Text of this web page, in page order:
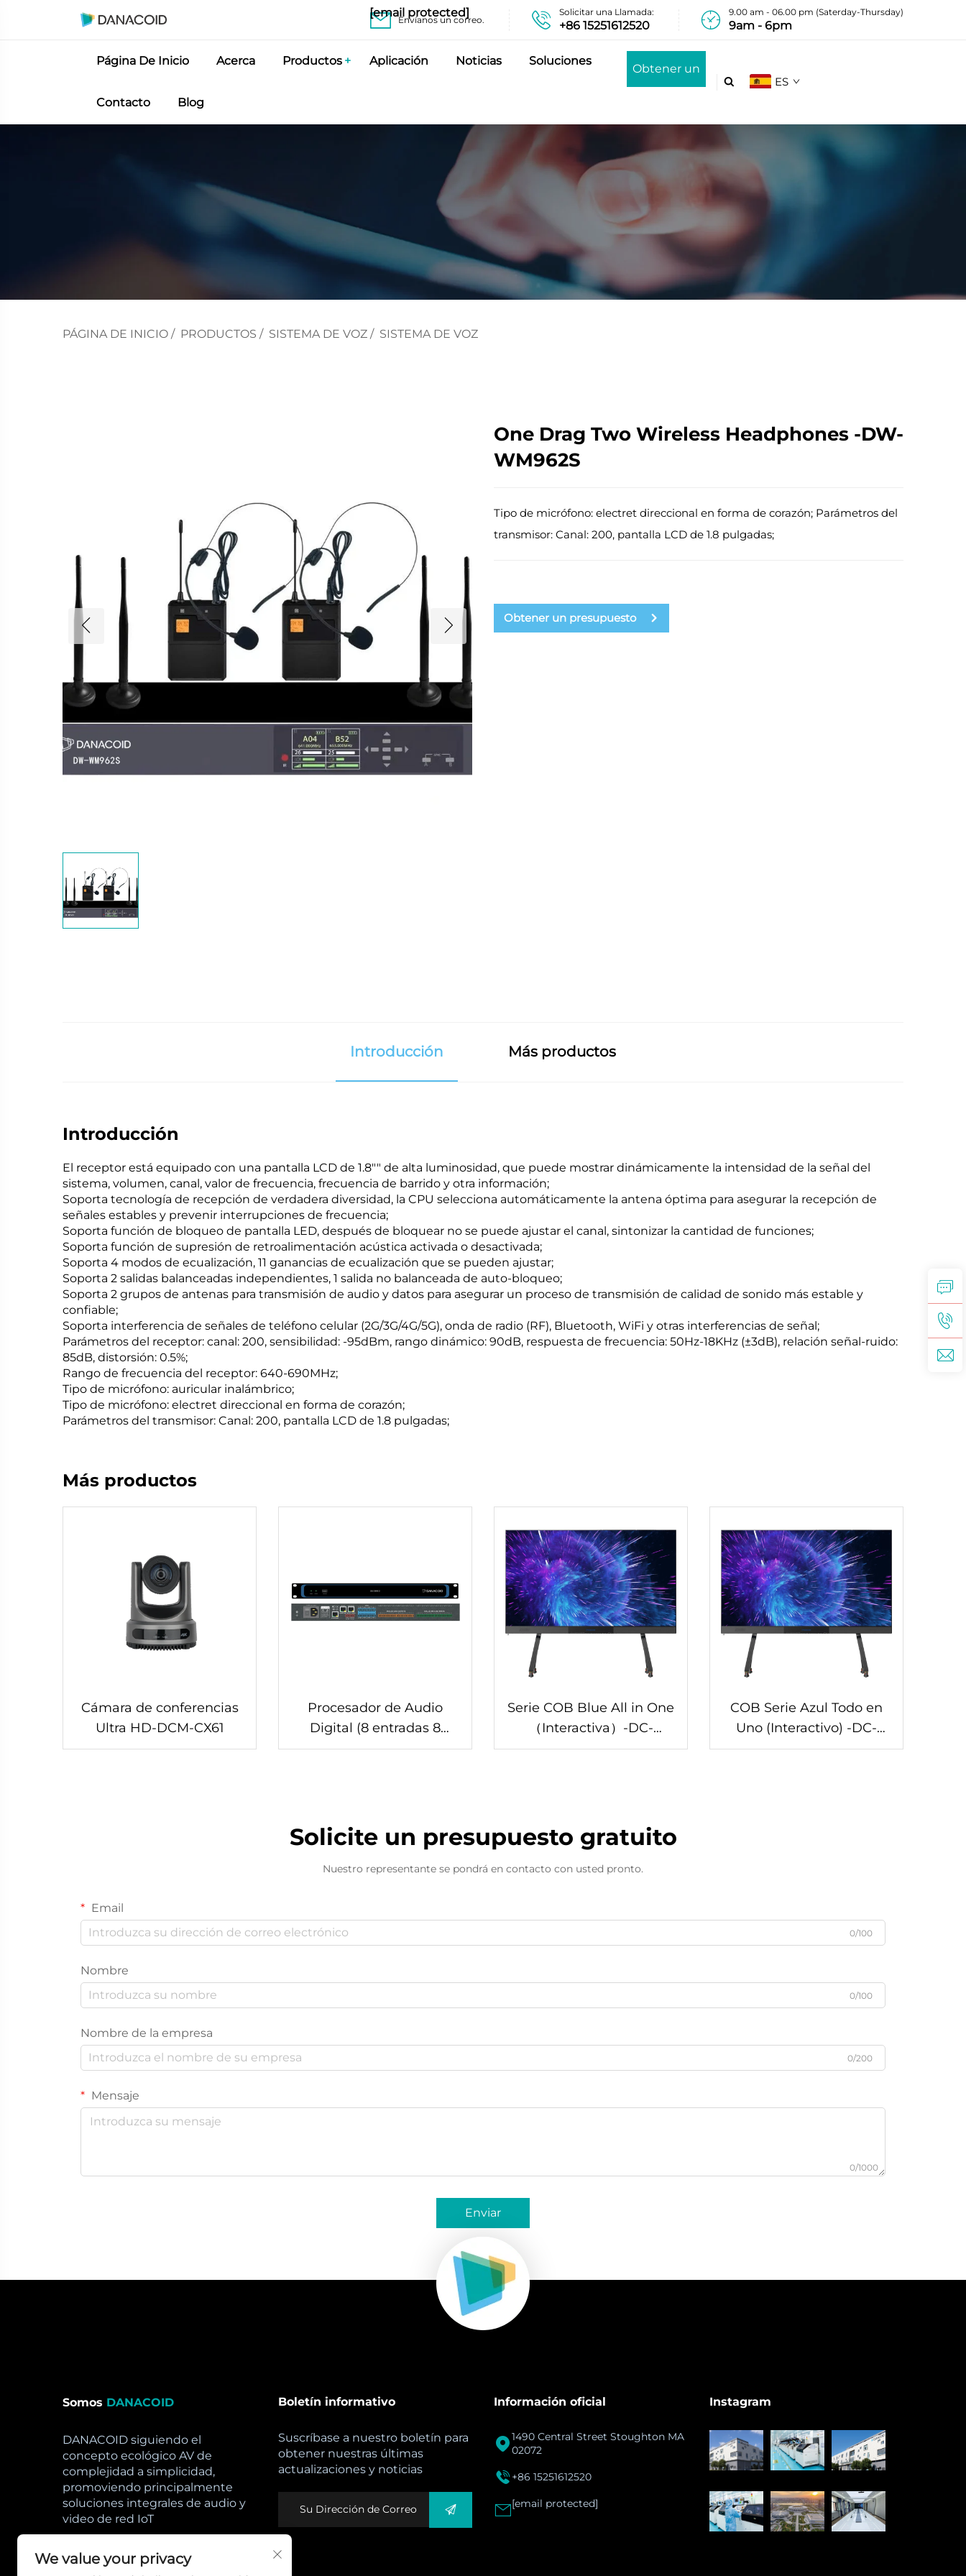
Envíanos un correo.
[email protected] Solicitar una Llamada:
+86 15251612520
9.00 am - 06.00 pm (Saterday-Thursday)
9am - 6pm
Página De Inicio Acerca Productos Aplicación Noticias Soluciones
Contacto Blog
Obtener un
 ES
PÁGINA DE INICIO / PRODUCTOS / SISTEMA DE VOZ / SISTEMA DE VOZ
One Drag Two Wireless Headphones -DW-
WM962S
Tipo de micrófono: electret direccional en forma de corazón; Parámetros del
transmisor: Canal: 200, pantalla LCD de 1.8 pulgadas;
Obtener un presupuesto
Introducción Más productos
Introducción
El receptor está equipado con una pantalla LCD de 1.8"" de alta luminosidad, que puede mostrar dinámicamente la intensidad de la señal del
sistema, volumen, canal, valor de frecuencia, frecuencia de barrido y otra información;
Soporta tecnología de recepción de verdadera diversidad, la CPU selecciona automáticamente la antena óptima para asegurar la recepción de
señales estables y prevenir interrupciones de frecuencia;
Soporta función de bloqueo de pantalla LED, después de bloquear no se puede ajustar el canal, sintonizar la cantidad de funciones;
Soporta función de supresión de retroalimentación acústica activada o desactivada;
Soporta 4 modos de ecualización, 11 ganancias de ecualización que se pueden ajustar;
Soporta 2 salidas balanceadas independientes, 1 salida no balanceada de auto-bloqueo;
Soporta 2 grupos de antenas para transmisión de audio y datos para asegurar un proceso de transmisión de calidad de sonido más estable y
confiable;
Soporta interferencia de señales de teléfono celular (2G/3G/4G/5G), onda de radio (RF), Bluetooth, WiFi y otras interferencias de señal;
Parámetros del receptor: canal: 200, sensibilidad: -95dBm, rango dinámico: 90dB, respuesta de frecuencia: 50Hz-18KHz (±3dB), relación señal-ruido:
85dB, distorsión: 0.5%;
Rango de frecuencia del receptor: 640-690MHz;
Tipo de micrófono: auricular inalámbrico;
Tipo de micrófono: electret direccional en forma de corazón;
Parámetros del transmisor: Canal: 200, pantalla LCD de 1.8 pulgadas;
Más productos
Cámara de conferencias
Ultra HD-DCM-CX61
Procesador de Audio
Digital (8 entradas 8
salidas)-DA-0808D
Serie COB Blue All in One
（Interactiva）-DC-
108/plus
COB Serie Azul Todo en
Uno (Interactivo) -DC-
162/plus/4K
Solicite un presupuesto gratuito
Nuestro representante se pondrá en contacto con usted pronto.
Email
0/100
Nombre
0/100
Nombre de la empresa
0/200
Mensaje
0/1000
Enviar
Somos DANACOID
DANACOID siguiendo el
concepto ecológico AV de
complejidad a simplicidad,
promoviendo principalmente
soluciones integrales de audio y
video de red IoT
Lun - Sab: 8am - 5pm,
Boletín informativo
Suscríbase a nuestro boletín para
obtener nuestras últimas
actualizaciones y noticias
Información oficial
1490 Central Street Stoughton MA
02072
 +86 15251612520
[email protected]
Instagram
We value your privacy